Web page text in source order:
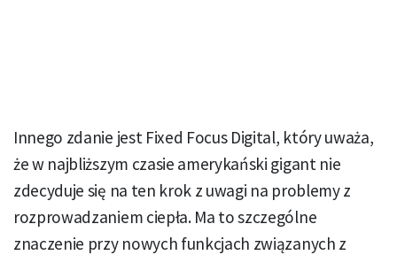
Innego zdanie jest Fixed Focus Digital, który uważa,
że w najbliższym czasie amerykański gigant nie
zdecyduje się na ten krok z uwagi na problemy z
rozprowadzaniem ciepła. Ma to szczególne
znaczenie przy nowych funkcjach związanych z